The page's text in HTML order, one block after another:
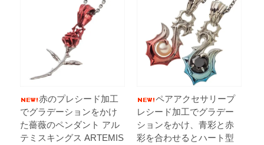
赤のプレシード加工
でグラデーションをかけ
た薔薇のペンダント アル
テミスキングス ARTEMIS
ペアアクセサリープ
レシード加工でグラデー
ションをかけ、青彩と赤
彩を合わせるとハート型